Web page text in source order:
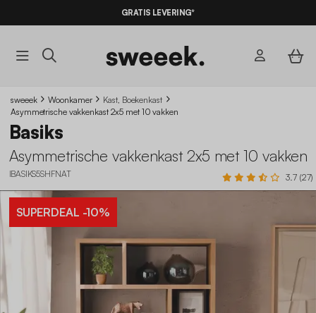
GRATIS LEVERING*
sweeek Woonkamer
Kast, Boekenkast
Asymmetrische vakkenkast 2x5 met 10 vakken
Basiks
Asymmetrische vakkenkast 2x5 met 10 vakken
IBASIKS5SHFNAT 3.7 (27)
SUPERDEAL -10%